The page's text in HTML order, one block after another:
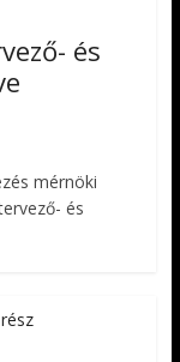
és
mérnöki
és